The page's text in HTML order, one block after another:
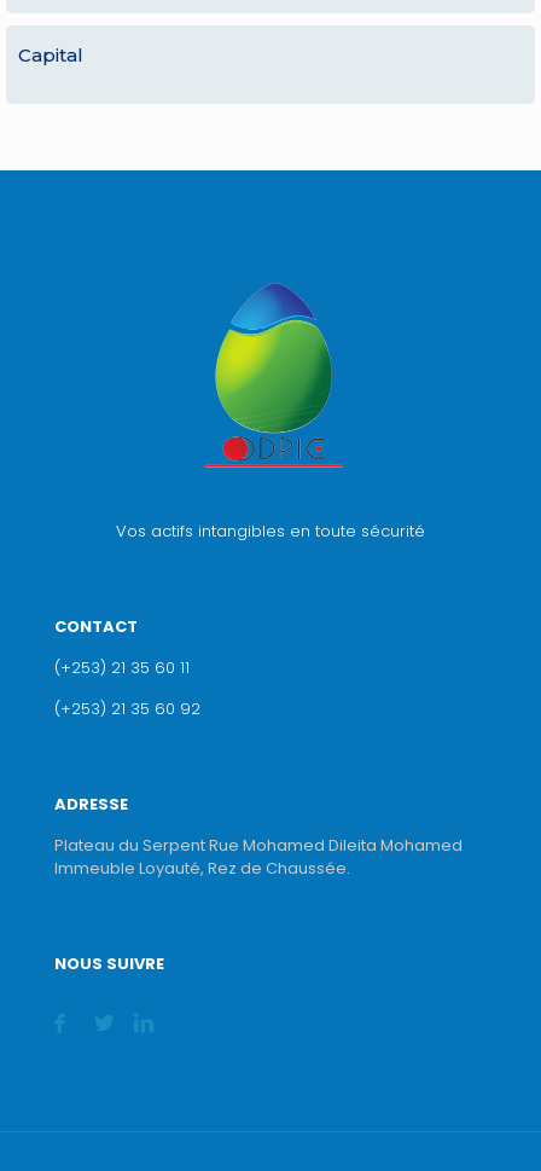
Capital
Vos actifs intangibles en toute sécurité
CONTACT
(+253) 21 35 60 11
(+253) 21 35 60 92
ADRESSE
Plateau du Serpent Rue Mohamed Dileita Mohamed
Immeuble Loyauté, Rez de Chaussée.
NOUS SUIVRE